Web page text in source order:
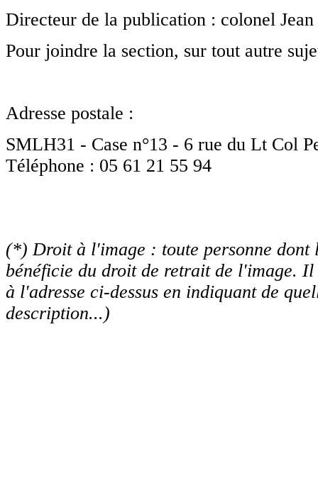
septembre. Nous restons joignables par
téléphone (pensez à vous identifier
préférence par mail.
Une présentation de l'activité d'un de nos
comités (Toulouse Nord) en milieu
En savoir plus
C'est presque l'été
Les permanences à Duranti seront
septembre. Nous restons joignables par
téléphone (pensez à vous identifier
Directeur de la publication : colonel
Pour joindre la section, sur tout autre
Adresse postale :
SMLH31 - Case n°13 - 6 rue du Lt Col
Téléphone : 05 61 21 55 94
(*) Droit à l'image : toute personne dont
bénéficie du droit de retrait de l'image. Il
à l'adresse ci-dessus en indiquant de
description...)